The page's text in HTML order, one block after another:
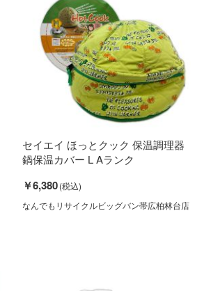
セイエイ ほっとクック 保温調理器
鍋保温カバー L Aランク
￥6,380
なんでもリサイクルビッグバン帯広柏林台店